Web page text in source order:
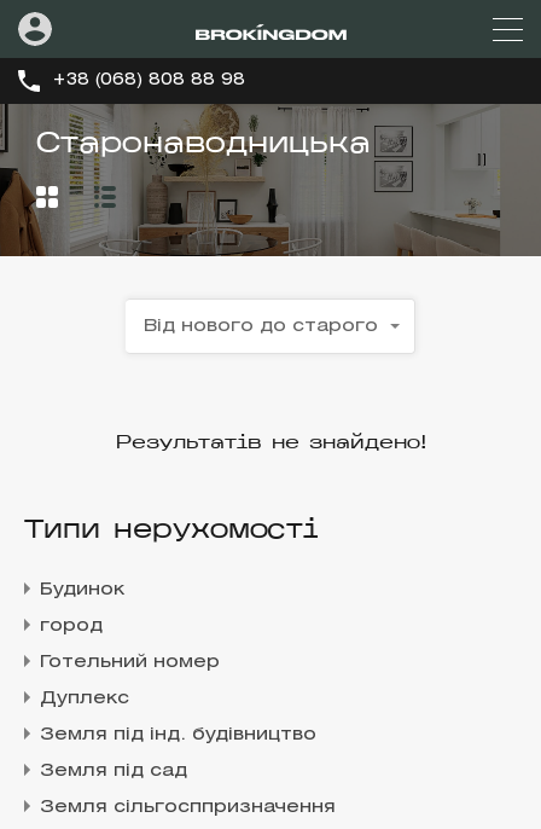
+38 (068) 808 88 98
Старонаводницька
Від нового до старого
Результатів не знайдено!
Типи нерухомості
Будинок
город
Готельний номер
Дуплекс
Земля під інд. будівництво
Земля під сад
Земля сільгосппризначення